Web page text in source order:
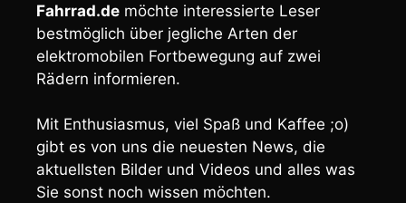
Fahrrad.de möchte interessierte Leser
bestmöglich über jegliche Arten der
elektromobilen Fortbewegung auf zwei
Rädern informieren.
Mit Enthusiasmus, viel Spaß und Kaffee ;o)
gibt es von uns die neuesten News, die
aktuellsten Bilder und Videos und alles was
Sie sonst noch wissen möchten.